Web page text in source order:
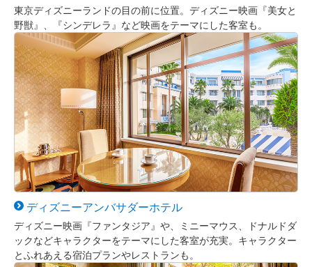
東京ディズニーランドの目の前に位置。ディズニー映画『美女と
野獣』、『シンデレラ』など映画をテーマにした客室も。
ディズニーアンバサダーホテル
ディズニー映画『ファンタジア』や、ミニーマウス、ドナルドダ
ックなどキャラクターをテーマにした客室が充実。キャラクター
とふれあえる宿泊プランやレストランも。